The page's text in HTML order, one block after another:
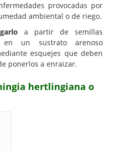
provocadas por
ambiental o de riego.
a partir de semillas
en un sustrato arenoso
esquejes que deben
ponerlos a enraizar.
hertlingiana o